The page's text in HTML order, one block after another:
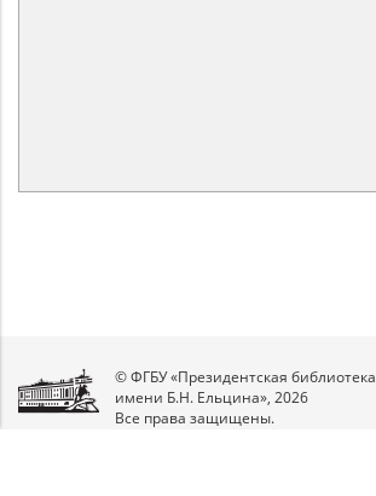
© ФГБУ «Президентская библиотека
имени Б.Н. Ельцина», 2026
Все права защищены.